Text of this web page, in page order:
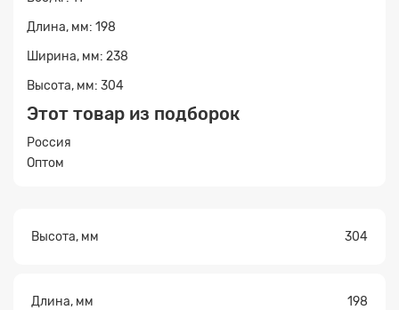
Длина, мм: 198
Ширина, мм: 238
Высота, мм: 304
Этот товар из подборок
Россия
Оптом
Высота, мм 304
Длина, мм 198
файл